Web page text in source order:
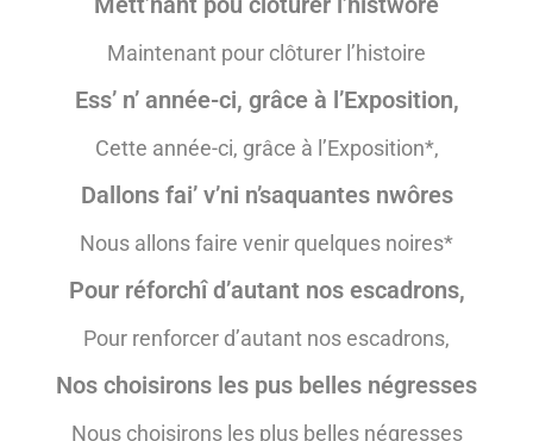
Maintenant pour clôturer l’histoire
Ess’ n’ année-ci, grâce à l’Exposition,
Cette année-ci, grâce à l’Exposition*,
Dallons fai’ v’ni n’saquantes nwôres
Nous allons faire venir quelques noires*
Pour réforchî d’autant nos escadrons,
Pour renforcer d’autant nos escadrons,
Nos choisirons les pus belles négresses
Nous choisirons les plus belles négresses